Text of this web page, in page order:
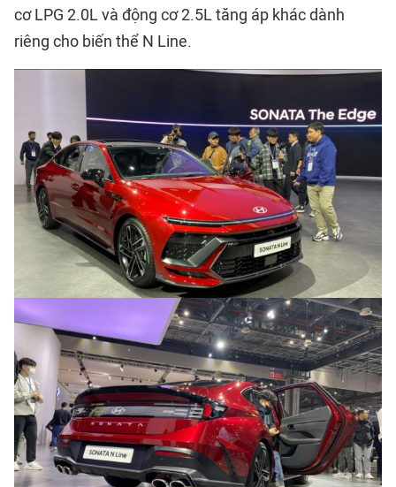
cơ LPG 2.0L và động cơ 2.5L tăng áp khác dành
riêng cho biến thể N Line.